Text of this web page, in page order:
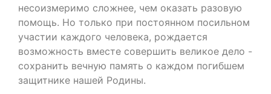
несоизмеримо сложнее, чем оказать разовую
помощь. Но только при постоянном посильном
участии каждого человека, рождается
возможность вместе совершить великое дело -
сохранить вечную память о каждом погибшем
защитнике нашей Родины.